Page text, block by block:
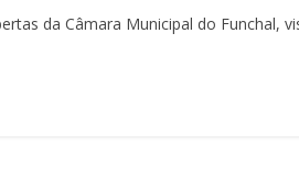
da Câmara Municipal do Funchal,